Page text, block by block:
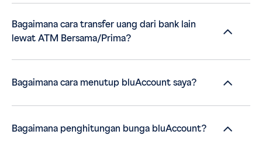
Bagaimana cara transfer uang dari bank lain
lewat ATM Bersama/Prima?
Bagaimana cara menutup bluAccount saya?
Bagaimana penghitungan bunga bluAccount?